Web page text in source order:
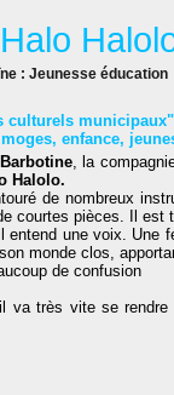
: Jeunesse éducation
culturels municipaux"
, enfance,
, la
Halolo.
de nombreux
courtes pièces. Il est
une voix. Une
monde clos,
de confusion
va très vite se